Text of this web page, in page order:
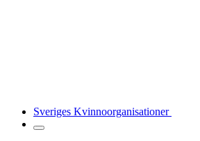
Sveriges Kvinnoorganisationer